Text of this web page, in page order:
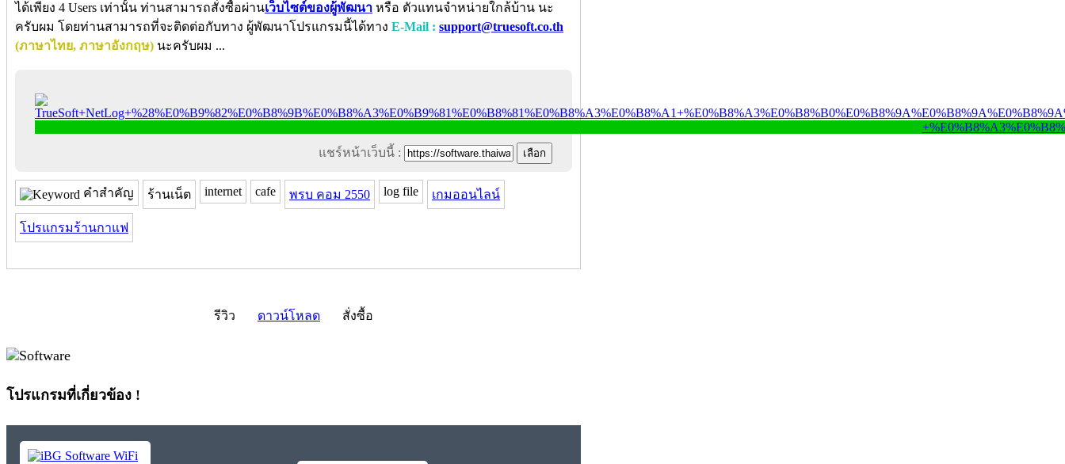
ได้เพียง 4 Users เท่านั้น ท่านสามารถสั่งซื้อผ่านเว็บไซต์ของผู้พัฒนา หรือ ตัวแทนจำหน่ายใกล้บ้าน นะ
ครับผม โดยท่านสามารถที่จะติดต่อกับทาง ผู้พัฒนาโปรแกรมนี้ได้ทาง E-Mail : support@truesoft.co.th
(ภาษาไทย, ภาษาอังกฤษ) นะครับผม ...
แชร์หน้าเว็บนี้ :
คำสำคัญ ร้านเน็ต internet cafe พรบ คอม 2550 log file เกมออนไลน์
โปรแกรมร้านกาแฟ
รีวิว ดาวน์โหลด สั่งซื้อ
โปรแกรมที่เกี่ยวข้อง !